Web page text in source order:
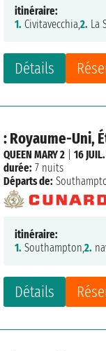
Détails
itinéraire:
1. Civitavecchia,2. La
: Royaume-Uni,
Détails
QUEEN MARY 2 |16
durée: 7 nuits
Départs de:
itinéraire:
1. Southampton,2.